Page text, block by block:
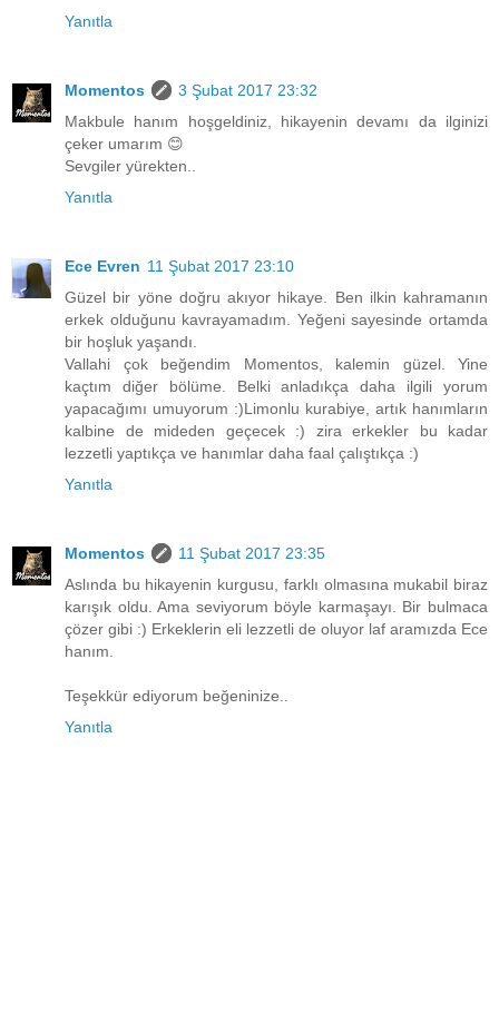
Yanıtla
Momentos
3 Şubat 2017 23:32
Makbule hanım hoşgeldiniz, hikayenin devamı da ilginizi
çeker umarım 😊
Sevgiler yürekten..
Yanıtla
Ece Evren 11 Şubat 2017 23:10
Güzel bir yöne doğru akıyor hikaye. Ben ilkin kahramanın
erkek olduğunu kavrayamadım. Yeğeni sayesinde ortamda
bir hoşluk yaşandı.
Vallahi çok beğendim Momentos, kalemin güzel. Yine
kaçtım diğer bölüme. Belki anladıkça daha ilgili yorum
yapacağımı umuyorum :)Limonlu kurabiye, artık hanımların
kalbine de mideden geçecek :) zira erkekler bu kadar
lezzetli yaptıkça ve hanımlar daha faal çalıştıkça :)
Yanıtla
Momentos
11 Şubat 2017 23:35
Aslında bu hikayenin kurgusu, farklı olmasına mukabil biraz
karışık oldu. Ama seviyorum böyle karmaşayı. Bir bulmaca
çözer gibi :) Erkeklerin eli lezzetli de oluyor laf aramızda Ece
hanım.
Teşekkür ediyorum beğeninize..
Yanıtla